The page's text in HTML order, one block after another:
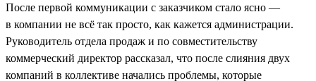
После первой коммуникации с заказчиком стало ясно —
в компании не всё так просто, как кажется администрации.
Руководитель отдела продаж и по совместительству
коммерческий директор рассказал, что после слияния двух
компаний в коллективе начались проблемы, которые